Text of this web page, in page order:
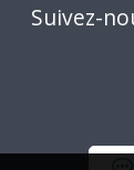
Suivez-